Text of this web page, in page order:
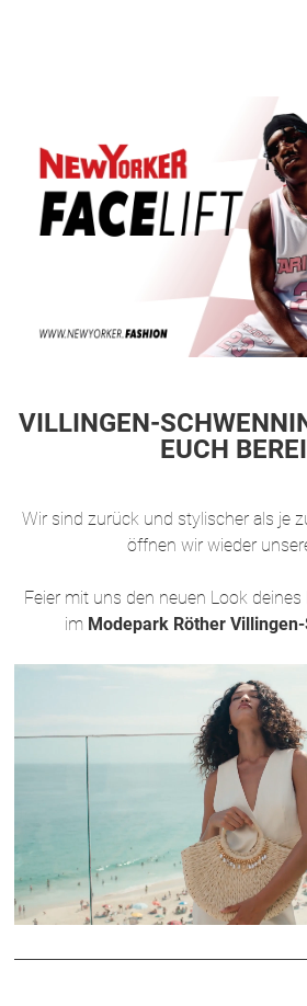
VILLINGEN-
EUCH
Wir sind zurück und stylischer als je
öffnen wir wieder
Feier mit uns den neuen Look deines
im Modepark Röther